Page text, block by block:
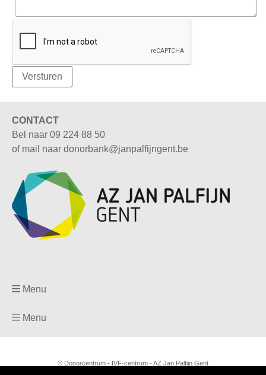
Versturen
CONTACT
Bel naar 09 224 88 50
of mail naar donorbank@janpalfijngent.be
Menu
Menu
© Donorcentrum - IVF-centrum - AZ Jan Palfijn Gent